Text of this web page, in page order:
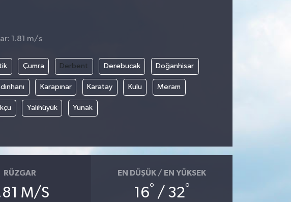
1.81 m/s
Çumra Derbent Derebucak Doğanhisar
Karapınar Karatay Kulu Meram
Yalıhüyük Yunak
RÜZGAR
M/S
EN DÜŞÜK / EN YÜKSEK
16° / 32°